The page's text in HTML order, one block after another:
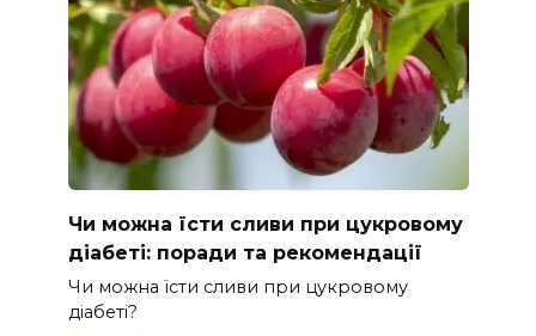
Чи можна їсти сливи при цукровому
діабеті: поради та рекомендації
Чи можна їсти сливи при цукровому
діабеті?